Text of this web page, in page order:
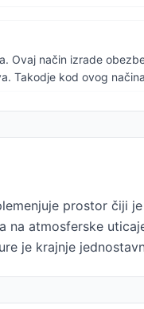
Ovaj način izrade
Takodje kod ovog
prostor čiji
atmosferske
je krajnje